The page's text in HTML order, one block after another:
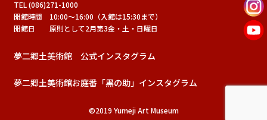
TEL (086)271-1000
開館時間
10:00～16:00（入館は15:30まで）
開館日
原則として2月第3金・土・日曜日
夢二郷土美術館 公式インスタグラム
夢二郷土美術館お庭番「黑の助」インスタグラム
©2019 Yumeji Art Museum